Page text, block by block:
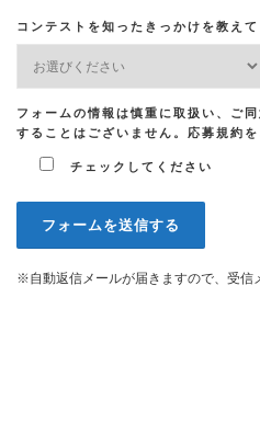
コンテストを知ったきっかけを教え
フォームの情報は慎重に取扱い、ご
することはございません。応募規約を
チェックしてください
※自動返信メールが届きますので、受信